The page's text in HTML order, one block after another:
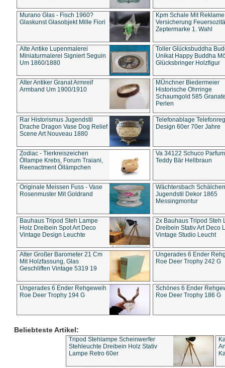
Murano Glas - Fisch 1960?
Glaskunst Glasobjekt Mille Fiori
Kpm Schale Mit Reklame
Versicherung
Zeptermarke 1. Wahl
Alte Antike Lupenmalerei
Miniaturmalerei Signiert Seguin
Um 1860/1880
Toller Glücksbuddha
Unikat Happy Buddha
Glücksbringer Holzfigur
Alter Antiker Granat Armreif
Armband Um 1900/1910
MÜnchner Biedermeier
Historische Ohrringe
Schaumgold 585
Perlen
Rar Historismus Jugendstil
Drache Dragon Vase Dog Relief
Scene Art Nouveau 1880
Telefonablage
Design 60er 70er Jahre
Zodiac - Tierkreiszeichen
Öllampe Krebs, Forum Traiani,
Reenactment Öllämpchen
Va 34122 Schuco
Teddy Bär Hellbraun
Originale Meissen Fuss - Vase
Rosenmuster Mit Goldrand
Wächtersbach Schälchen
Jugendstil Dekor 1865
Messingmontur
Bauhaus Tripod Steh Lampe
Holz Dreibein Spot Art Deco
Vintage Design Leuchte
2x Bauhaus Tripod Steh
Dreibein Stativ Art Deco
Vintage Studio Leucht
Alter Großer Barometer 21 Cm
Mit Holzfassung, Glas
Geschliffen Vintage 5319 19
Ungerades 6 Ender
Roe Deer Trophy 242 G
Ungerades 6 Ender Rehgeweih
Roe Deer Trophy 194 G
Schönes 6 Ender
Roe Deer Trophy 186 G
Beliebteste Artikel:
Tripod Stehlampe Scheinwerfer
Stehleuchte Dreibein Holz Stativ
Lampe Retro 60er